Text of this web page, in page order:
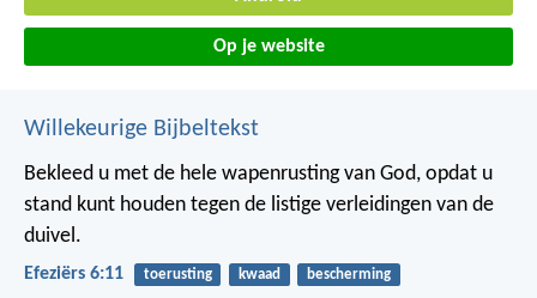
Op je website
Willekeurige Bijbeltekst
Bekleed u met de hele wapenrusting van God, opdat u
stand kunt houden tegen de listige verleidingen van de
duivel.
Efeziërs 6:11 toerusting kwaad bescherming